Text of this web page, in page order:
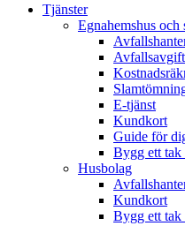
tjänst
Tjänster
Egnahemshus och
E-tjänst
Kundkort
Guide för
Bygg ett
Husbolag
Kundkort
Bygg ett